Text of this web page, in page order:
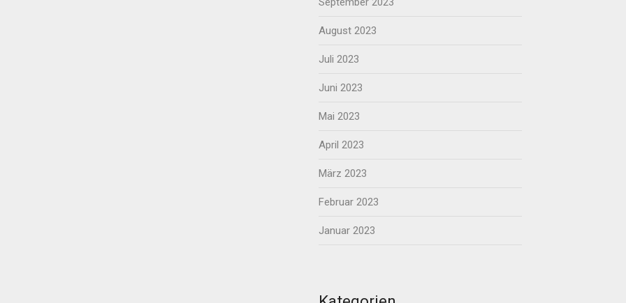
August 2023
Juli 2023
Juni 2023
Mai 2023
April 2023
März 2023
Februar 2023
Januar 2023